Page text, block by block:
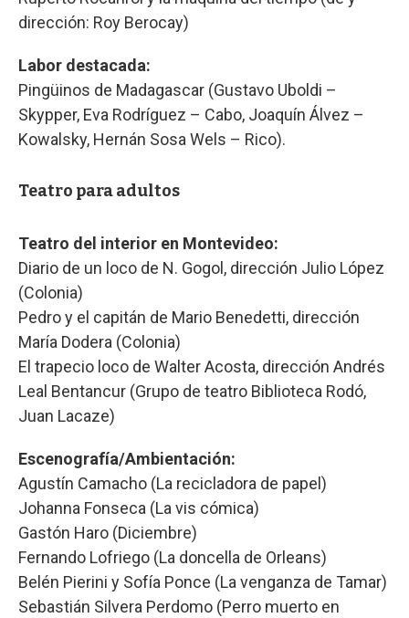
dirección: Roy Berocay)
Labor destacada:
Pingüinos de Madagascar (Gustavo Uboldi –
Skypper, Eva Rodríguez – Cabo, Joaquín Álvez –
Kowalsky, Hernán Sosa Wels – Rico).
Teatro para adultos
Teatro del interior en Montevideo:
Diario de un loco de N. Gogol, dirección Julio López
(Colonia)
Pedro y el capitán de Mario Benedetti, dirección
María Dodera (Colonia)
El trapecio loco de Walter Acosta, dirección Andrés
Leal Bentancur (Grupo de teatro Biblioteca Rodó,
Juan Lacaze)
Escenografía/Ambientación:
Agustín Camacho (La recicladora de papel)
Johanna Fonseca (La vis cómica)
Gastón Haro (Diciembre)
Fernando Lofriego (La doncella de Orleans)
Belén Pierini y Sofía Ponce (La venganza de Tamar)
Sebastián Silvera Perdomo (Perro muerto en